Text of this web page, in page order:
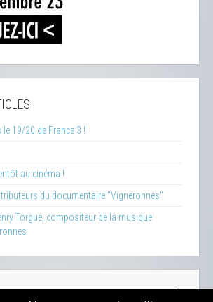
19/20 de France 3 !
au cinéma !
du documentaire "Vigneronnes"
Torgue, compositeur de la musique